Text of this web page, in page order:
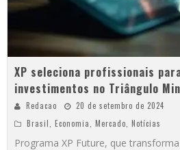
XP seleciona profissionais
investimentos no Triângulo
Redacao
20 de setembro de 2024
Brasil
Economia Mercado Notícias
Programa XP Future, que